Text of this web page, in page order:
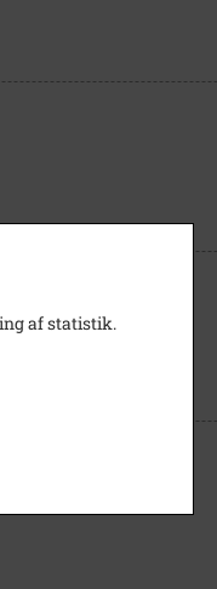
af statistik.